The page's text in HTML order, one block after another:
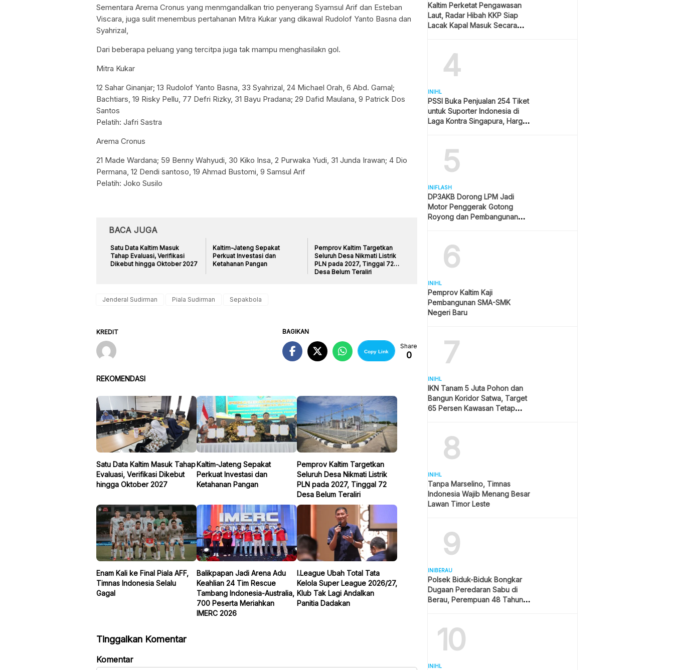
Sementara Arema Cronus yang menmgandalkan trio penyerang Syamsul Arif dan Esteban
Viscara, juga sulit menembus pertahanan Mitra Kukar yang dikawal Rudolof Yanto Basna dan
Syahrizal,
Dari beberapa peluang yang tercitpa juga tak mampu menghasilakn gol.
Mitra Kukar
12 Sahar Ginanjar; 13 Rudolof Yanto Basna, 33 Syahrizal, 24 Michael Orah, 6 Abd. Gamal;
Bachtiars, 19 Risky Pellu, 77 Defri Rizky, 31 Bayu Pradana; 29 Dafid Maulana, 9 Patrick Dos
Santos
Pelatih: Jafri Sastra
Arema Cronus
21 Made Wardana; 59 Benny Wahyudi, 30 Kiko Insa, 2 Purwaka Yudi, 31 Junda Irawan; 4 Dio
Permana, 12 Dendi santoso, 19 Ahmad Bustomi, 9 Samsul Arif
Pelatih: Joko Susilo
BACA JUGA
Satu Data Kaltim Masuk
Tahap Evaluasi, Verifikasi
Dikebut hingga Oktober 2027
Kaltim-Jateng Sepakat
Perkuat Investasi dan
Ketahanan Pangan
Pemprov Kaltim Targetkan
Seluruh Desa Nikmati Listrik
PLN pada 2027, Tinggal 72
Desa Belum Teraliri
Jenderal Sudirman Piala Sudirman Sepakbola
KREDIT BAGIKAN
Copy Link
Share
0
REKOMENDASI
Satu Data Kaltim Masuk Tahap
Evaluasi, Verifikasi Dikebut
hingga Oktober 2027
Kaltim-Jateng Sepakat
Perkuat Investasi dan
Ketahanan Pangan
Pemprov Kaltim Targetkan
Seluruh Desa Nikmati Listrik
PLN pada 2027, Tinggal 72
Desa Belum Teraliri
Enam Kali ke Final Piala AFF,
Timnas Indonesia Selalu
Gagal
Balikpapan Jadi Arena Adu
Keahlian 24 Tim Rescue
Tambang Indonesia-Australia,
700 Peserta Meriahkan
IMERC 2026
I.League Ubah Total Tata
Kelola Super League 2026/27,
Klub Tak Lagi Andalkan
Panitia Dadakan
Tinggalkan Komentar
Komentar
Kaltim Perketat Pengawasan
Laut, Radar Hibah KKP Siap
Lacak Kapal Masuk Secara
4
INIHL
PSSI Buka Penjualan 254 Tiket
untuk Suporter Indonesia di
Laga Kontra Singapura, Harga
5
INIFLASH
DP3AKB Dorong LPM Jadi
Motor Penggerak Gotong
Royong dan Pembangunan
6
INIHL
Pemprov Kaltim Kaji
Pembangunan SMA-SMK
Negeri Baru
7
INIHL
IKN Tanam 5 Juta Pohon dan
Bangun Koridor Satwa, Target
65 Persen Kawasan Tetap
8
INIHL
Tanpa Marselino, Timnas
Indonesia Wajib Menang Besar
Lawan Timor Leste
9
INIBERAU
Polsek Biduk-Biduk Bongkar
Dugaan Peredaran Sabu di
Berau, Perempuan 48 Tahun
10
INIHL